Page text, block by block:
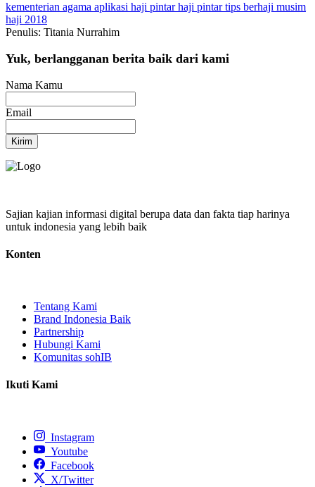
kementerian agama aplikasi haji pintarhaji pintartips berhaji musim
haji 2018
Penulis: Titania Nurrahim
Yuk, berlangganan berita baik dari kami
Nama Kamu
Email
Kirim
Sajian kajian informasi digital berupa data dan fakta tiap harinya
untuk indonesia yang lebih baik
Konten
Tentang Kami
Brand Indonesia Baik
Partnership
Hubungi Kami
Komunitas sohIB
Ikuti Kami
Instagram
Youtube
Facebook
X/Twitter